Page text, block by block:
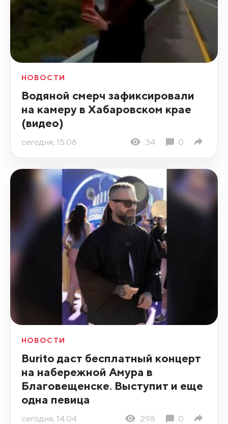
НОВОСТИ
Водяной смерч зафиксировали
на камеру в Хабаровском крае
(видео)
сегодня, 15:08 34 0
НОВОСТИ
Burito даст бесплатный концерт
на набережной Амура в
Благовещенске. Выступит и еще
одна певица
сегодня, 14:04 298 0